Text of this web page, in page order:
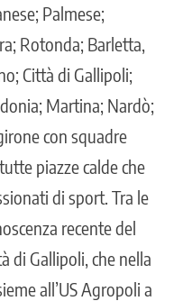
Palmese;
Rotonda; Barletta,
Città di Gallipoli;
Martina; Nardò;
con squadre
piazze calde che
di sport. Tra le
recente del
di Gallipoli, che nella
all’US Agropoli a